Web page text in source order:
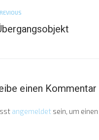
einen Kommentar
angemeldet sein, um